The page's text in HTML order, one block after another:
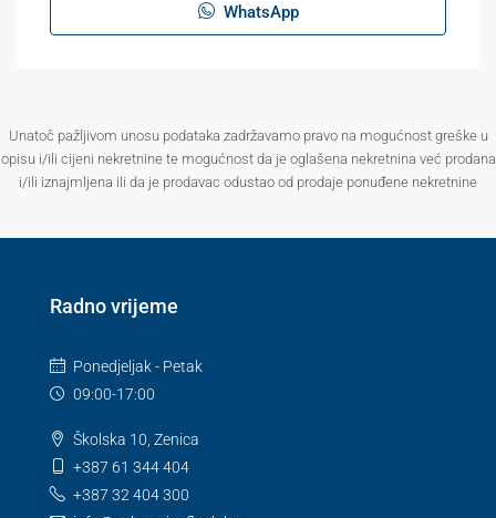
WhatsApp
Unatoč pažljivom unosu podataka zadržavamo pravo na mogućnost greške u
opisu i/ili cijeni nekretnine te mogućnost da je oglašena nekretnina već prodana
i/ili iznajmljena ili da je prodavac odustao od prodaje ponuđene nekretnine
Radno vrijeme
Ponedjeljak - Petak
09:00-17:00
Školska 10, Zenica
+387 61 344 404
+387 32 404 300